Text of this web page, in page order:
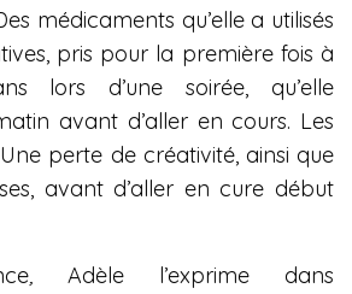
médicaments qu’elle a utilisés
pris pour la première fois à
lors d’une soirée, qu’elle
avant d’aller en cours. Les
perte de créativité, ainsi que
avant d’aller en cure début
, Adèle l’exprime dans